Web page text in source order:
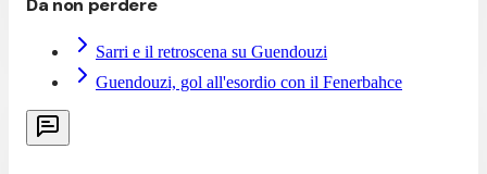
Sarri e il retroscena su Guendouzi
Guendouzi, gol all'esordio con il Fenerbahce